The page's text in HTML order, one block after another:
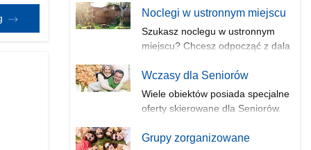
Noclegi w ustronnym miejscu
Szukasz noclegu w ustronnym
miejscu? Chcesz odpocząć z dala
Wczasy dla Seniorów
Wiele obiektów posiada specjalne
oferty skierowane dla Seniorów.
Grupy zorganizowane